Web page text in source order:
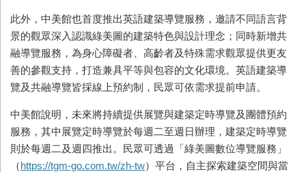
此外，中美館也首度推出英語建築導覽服務，邀請不同語言背
景的觀眾深入認識綠美圖的建築特色與設計理念；同時新增共
融導覽服務，為身心障礙者、高齡者及特殊需求觀眾提供更友
善的參觀支持，打造兼具平等與包容的文化環境。英語建築導
覽及共融導覽皆採線上預約制，民眾可依需求提前申請。
中美館說明，未來將持續提供展覽與建築定時導覽及團體預約
服務，其中展覽定時導覽於每週二至週日辦理，建築定時導覽
則於每週二及週四推出。民眾可透過「綠美圖數位導覽服務」
（https://tgm-go.com.tw/zh-tw）平台，自主探索建築空間與當